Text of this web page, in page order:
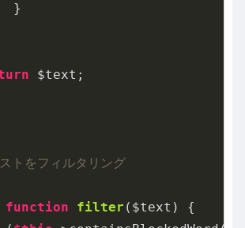
}
$text;
トをフィルタリング
function filter ($text)
{